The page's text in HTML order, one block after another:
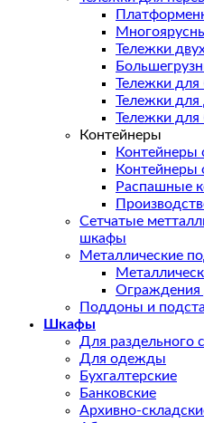
Тележки
Тележки для
Тележки для
Тележки для
Контейнеры
Распашные
Сетчатые
шкафы
Металлические
Ограждения
Поддоны и
Шкафы
Для раздельного
Для одежды
Бухгалтерские
Банковские
Архивно-